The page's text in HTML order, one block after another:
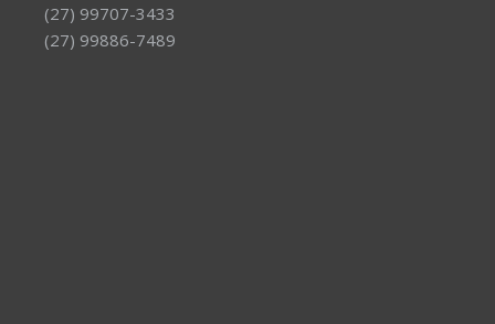
(27) 99707-3433
(27) 99886-7489